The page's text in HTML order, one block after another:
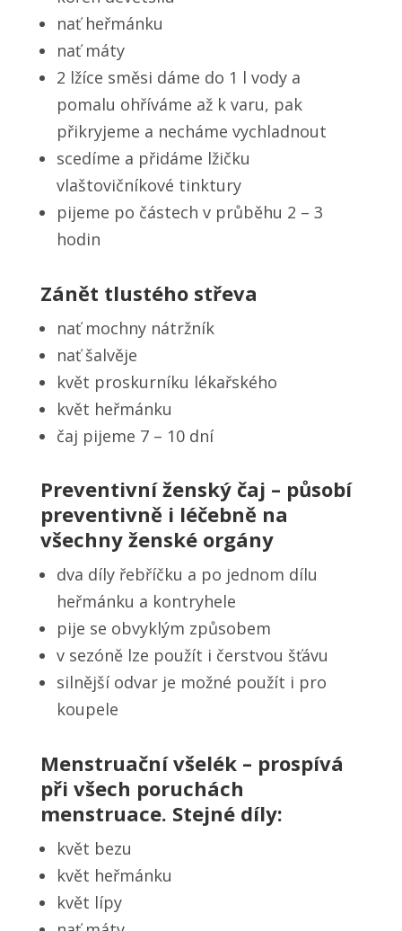
nať heřmánku
nať máty
2 lžíce směsi dáme do 1 l vody a
pomalu ohříváme až k varu, pak
přikryjeme a necháme vychladnout
scedíme a přidáme lžičku
vlaštovičníkové tinktury
pijeme po částech v průběhu 2 – 3
hodin
Zánět tlustého střeva
nať mochny nátržník
nať šalvěje
květ proskurníku lékařského
květ heřmánku
čaj pijeme 7 – 10 dní
Preventivní ženský čaj – působí
preventivně i léčebně na
všechny ženské orgány
dva díly řebříčku a po jednom dílu
heřmánku a kontryhele
pije se obvyklým způsobem
v sezóně lze použít i čerstvou šťávu
silnější odvar je možné použít i pro
koupele
Menstruační všelék – prospívá
při všech poruchách
menstruace. Stejné díly:
květ bezu
květ heřmánku
květ lípy